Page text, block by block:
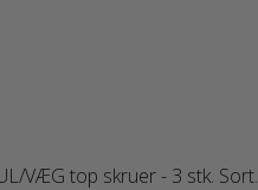
VÆG top skruer - 3 stk. Sort.